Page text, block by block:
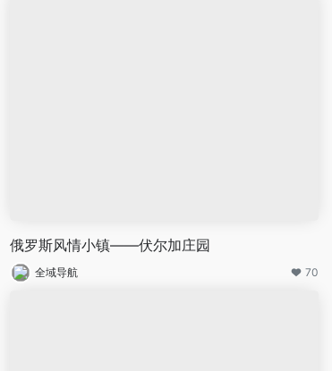
俄罗斯风情小镇——伏尔加庄园
全域导航 70